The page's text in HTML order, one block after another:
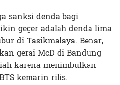
sanksi denda bagi
geger adalah denda lima
di Tasikmalaya. Benar,
gerai McD di Bandung
karena menimbulkan
kemarin rilis.